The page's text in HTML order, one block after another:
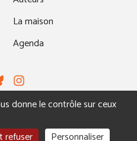
La maison
Agenda
Instagram
NOUS CONTACTER
donne le contrôle sur ceux
refuser Personnaliser